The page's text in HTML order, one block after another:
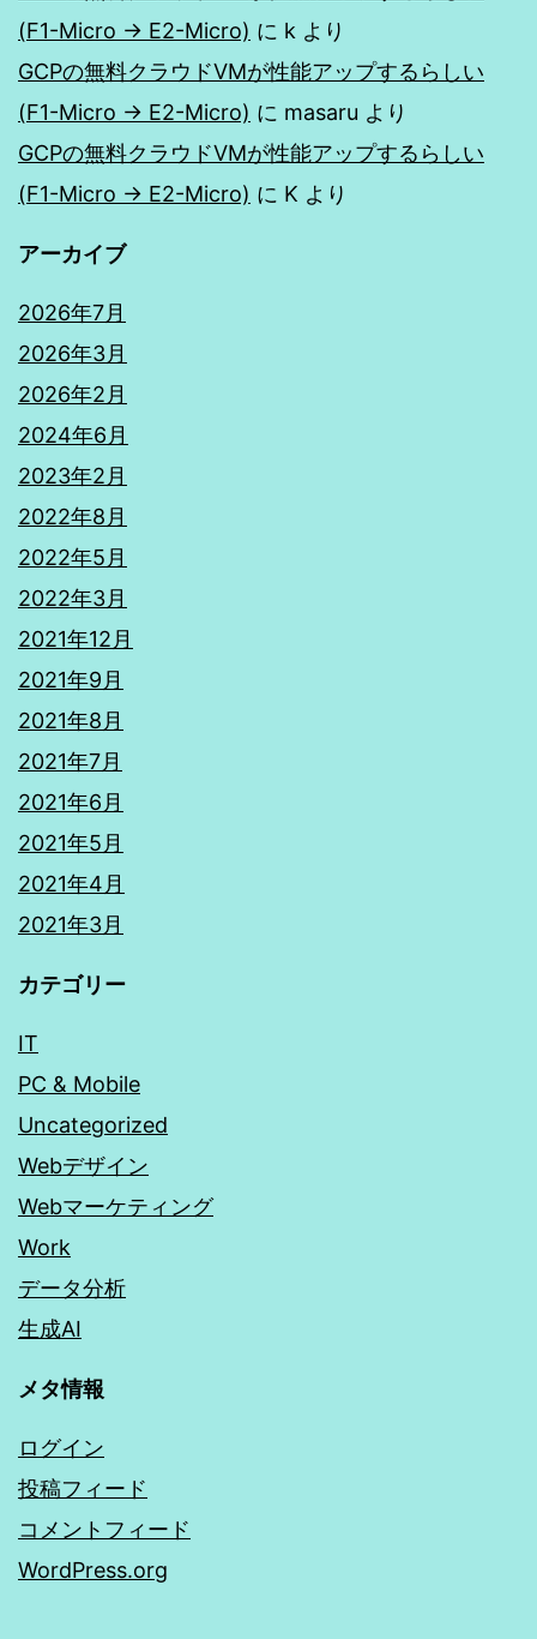
(F1-Micro → E2-Micro) に k より
GCPの無料クラウドVMが性能アップするらしい
(F1-Micro → E2-Micro) に masaru より
GCPの無料クラウドVMが性能アップするらしい
(F1-Micro → E2-Micro) に K より
アーカイブ
2026年7月
2026年3月
2026年2月
2024年6月
2023年2月
2022年8月
2022年5月
2022年3月
2021年12月
2021年9月
2021年8月
2021年7月
2021年6月
2021年5月
2021年4月
2021年3月
カテゴリー
IT
PC & Mobile
Uncategorized
Webデザイン
Webマーケティング
Work
データ分析
生成AI
メタ情報
ログイン
投稿フィード
コメントフィード
WordPress.org